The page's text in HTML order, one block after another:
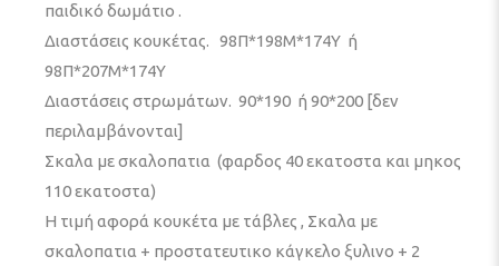
παιδικό δωμάτιο .
Διαστάσεις κουκέτας. 98Π*198Μ*174Υ ή
98Π*207Μ*174Υ
Διαστάσεις στρωμάτων. 90*190 ή 90*200 [δεν
περιλαμβάνονται]
Σκαλα με σκαλοπατια (φαρδος 40 εκατοστα και μηκος
110 εκατοστα)
Η τιμή αφορά κουκέτα με τάβλες , Σκαλα με
σκαλοπατια + προστατευτικο κάγκελο ξυλινο + 2